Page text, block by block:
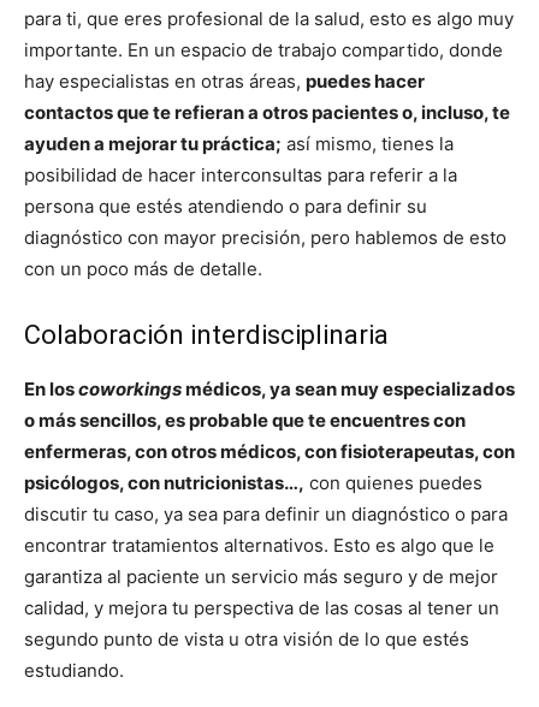
para ti, que eres profesional de la salud, esto es algo muy
importante. En un espacio de trabajo compartido, donde
hay especialistas en otras áreas, puedes hacer
contactos que te refieran a otros pacientes o, incluso, te
ayuden a mejorar tu práctica; así mismo, tienes la
posibilidad de hacer interconsultas para referir a la
persona que estés atendiendo o para definir su
diagnóstico con mayor precisión, pero hablemos de esto
con un poco más de detalle.
Colaboración interdisciplinaria
En loscoworkingsmédicos, ya sean muy especializados
o más sencillos, es probable que te encuentres con
enfermeras, con otros médicos, con fisioterapeutas, con
psicólogos, con nutricionistas…, con quienes puedes
discutir tu caso, ya sea para definir un diagnóstico o para
encontrar tratamientos alternativos. Esto es algo que le
garantiza al paciente un servicio más seguro y de mejor
calidad, y mejora tu perspectiva de las cosas al tener un
segundo punto de vista u otra visión de lo que estés
estudiando.